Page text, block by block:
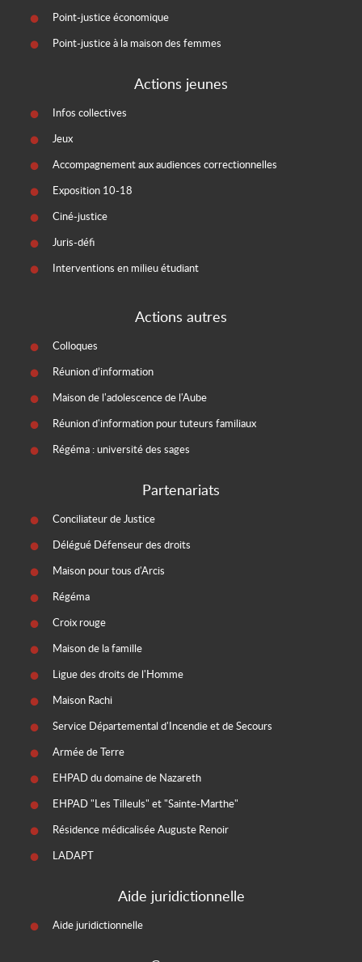
Point-justice économique
Point-justice à la maison des femmes
Actions jeunes
Infos collectives
Jeux
Accompagnement aux audiences correctionnelles
Exposition 10-18
Ciné-justice
Juris-défi
Interventions en milieu étudiant
Actions autres
Colloques
Réunion d’information
Maison de l'adolescence de l'Aube
Réunion d'information pour tuteurs familiaux
Régéma : université des sages
Partenariats
Conciliateur de Justice
Délégué Défenseur des droits
Maison pour tous d'Arcis
Régéma
Croix rouge
Maison de la famille
Ligue des droits de l'Homme
Maison Rachi
Service Départemental d'Incendie et de Secours
Armée de Terre
EHPAD du domaine de Nazareth
EHPAD "Les Tilleuls" et "Sainte-Marthe"
Résidence médicalisée Auguste Renoir
LADAPT
Aide juridictionnelle
Aide juridictionnelle